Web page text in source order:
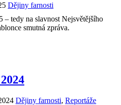
Dějiny farnosti
– tedy na slavnost Nejsvětějšího
smutná zpráva.
Dějiny farnosti, Reportáže